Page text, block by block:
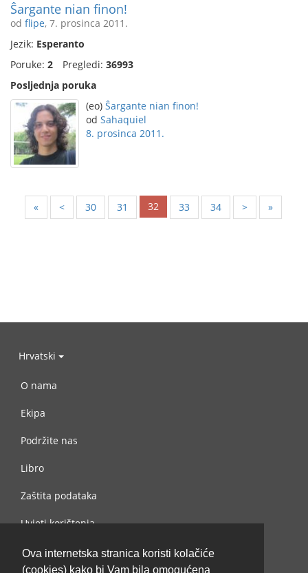
Ova internetska stranica koristi kolačiće
(cookies) kako bi Vam bila omogućena
Ŝargante nian finon!
od flipe, 7. prosinca 2011.
Jezik: Esperanto
Poruke: 2 Pregledi: 36993
Posljednja poruka
(eo) Ŝargante nian finon!
od Sahaquiel
8. prosinca 2011.
« < 30 31 32 33 34 > »
Hrvatski
O nama
Ekipa
Podržite nas
Libro
Zaštita podataka
Uvjeti korištenja
Kontaktiraj nas